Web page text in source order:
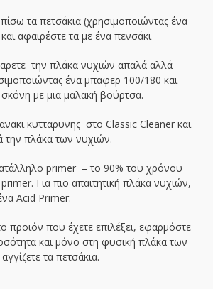
τα πετσάκια (χρησιμοποιώντας ένα
αφαιρέστε τα με ένα πενσάκι
την πλάκα νυχιών απαλά αλλά
ένα μπαφερ 100/180 και
με μια μαλακή βούρτσα.
κυτταρυνης στο Classic Cleaner και
την πλάκα των νυχιών.
primer – το 90% του χρόνου
Για πιο απαιτητική πλάκα νυχιών,
Acid Primer.
προϊόν που έχετε επιλέξει, εφαρμόστε
και μόνο στη φυσική πλάκα των
τα πετσάκια.